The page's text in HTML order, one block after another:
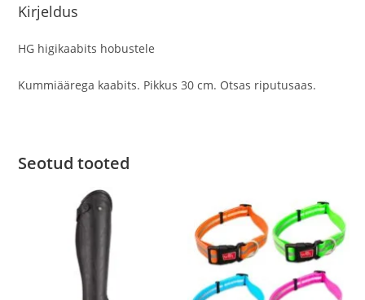
Kirjeldus
HG higikaabits hobustele
Kummiäärega kaabits. Pikkus 30 cm. Otsas riputusaas.
Seotud tooted